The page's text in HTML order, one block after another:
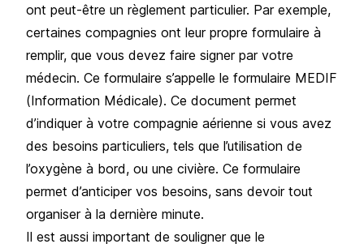
ont peut-être un règlement particulier. Par exemple,
certaines compagnies ont leur propre formulaire à
remplir, que vous devez faire signer par votre
médecin. Ce formulaire s’appelle le formulaire MEDIF
(Information Médicale). Ce document permet
d’indiquer à votre compagnie aérienne si vous avez
des besoins particuliers, tels que l’utilisation de
l’oxygène à bord, ou une civière. Ce formulaire
permet d’anticiper vos besoins, sans devoir tout
organiser à la dernière minute.
Il est aussi important de souligner que le